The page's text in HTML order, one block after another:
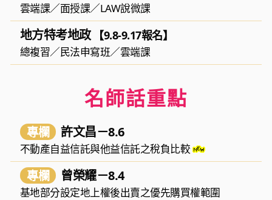
雲端課／面授課／LAW說微課
地方特考地政 【9.8-9.17報名】
總複習／民法申寫班／雲端課
名師話重點
專欄 許文昌－8.6
不動產自益信託與他益信託之稅負比較
專欄 曾榮耀－8.4
基地部分設定地上權後出賣之優先購買權範圍